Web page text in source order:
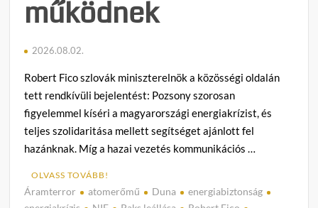
működnek
2026.08.02.
Robert Fico szlovák miniszterelnök a közösségi oldalán
tett rendkívüli bejelentést: Pozsony szorosan
figyelemmel kíséri a magyarországi energiakrízist, és
teljes szolidaritása mellett segítséget ajánlott fel
hazánknak. Míg a hazai vezetés kommunikációs …
OLVASS TOVÁBB!
Áramterror atomerőmű Duna
energiabiztonság